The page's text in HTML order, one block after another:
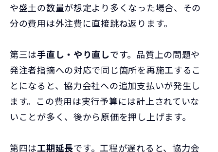
や盛土の数量が想定より多くなった場合、その
分の費用は外注費に直接跳ね返ります。
第三は手直し・やり直しです。品質上の問題や
発注者指摘への対応で同じ箇所を再施工するこ
とになると、協力会社への追加支払いが発生し
ます。この費用は実行予算には計上されていな
いことが多く、後から原価を押し上げます。
第四は工期延長です。工程が遅れると、協力会